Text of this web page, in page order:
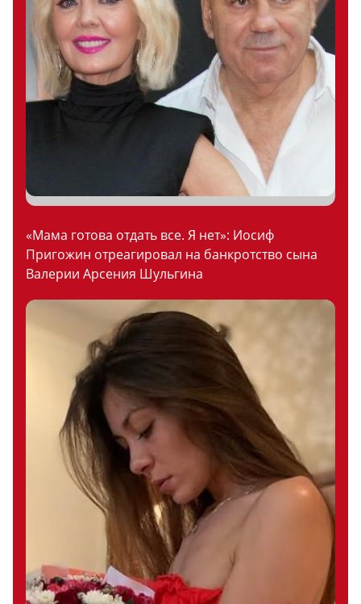
«Мама готова отдать все. Я нет»: Иосиф
Пригожин отреагировал на банкротство сына
Валерии Арсения Шульгина